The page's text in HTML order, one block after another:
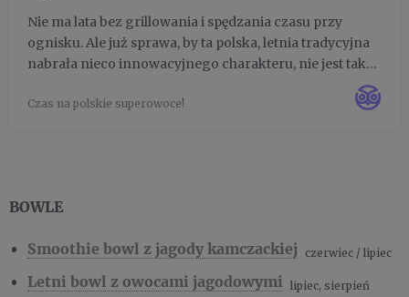
Nie ma lata bez grillowania i spędzania czasu przy
ognisku. Ale już sprawa, by ta polska, letnia tradycyjna
nabrała nieco innowacyjnego charakteru, nie jest taka
oczywista. Zapraszamy Was, by spojrzeć na sezonowe
produkty jak na coś, co zupełnie odmieni wspólne
Czas na polskie superowoce!
BOWLE
Smoothie bowl z jagody kamczackiej czerwiec / lipiec
Letni bowl z owocami jagodowymi lipiec, sierpień